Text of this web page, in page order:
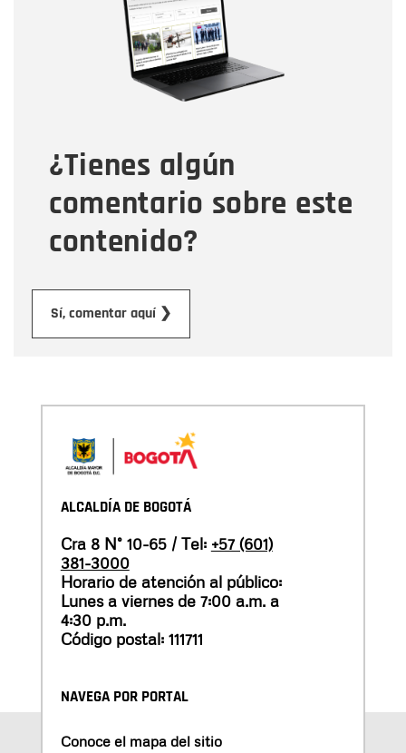
¿Tienes algún
comentario sobre este
contenido?
Sí, comentar aquí ❯
Correo electrónico
Tipo de comentario
Mensaje
ALCALDÍA DE BOGOTÁ
Cra 8 N° 10-65 / Tel: +57 (601)
381-3000
Horario de atención al público:
Lunes a viernes de 7:00 a.m. a
4:30 p.m.
Código postal: 111711
NAVEGA POR PORTAL
Conoce el mapa del sitio